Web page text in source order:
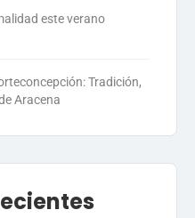
este verano
Tradición,
Aracena